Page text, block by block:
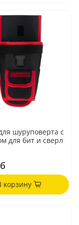
шуруповерта с
для бит и сверл
корзину